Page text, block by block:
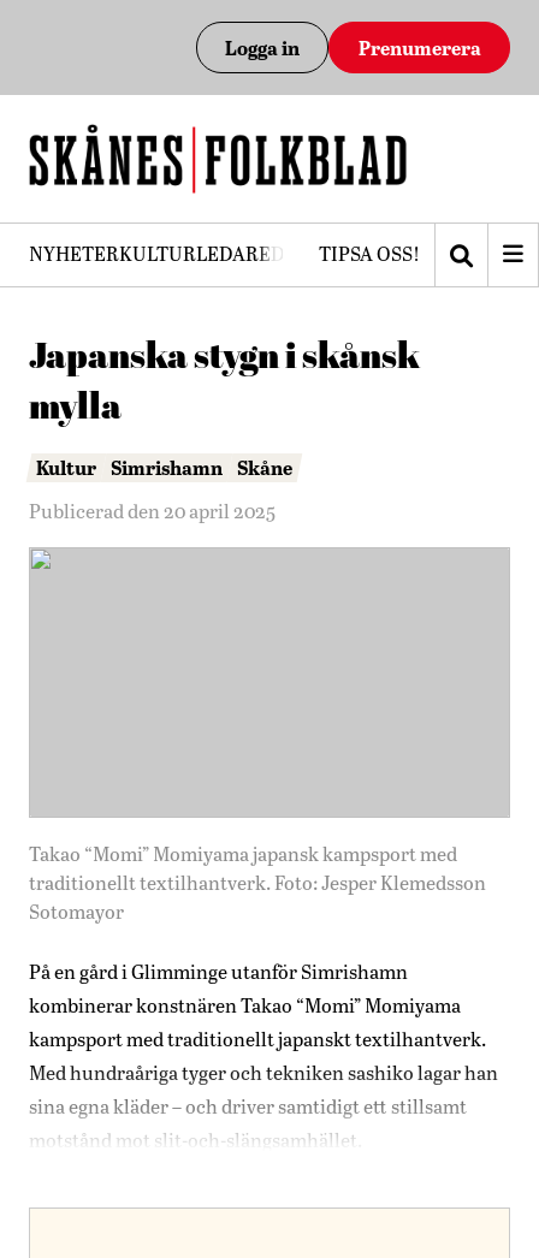
Logga in Prenumerera
NYHETERKULTURLEDAREDEBATTPRENUMERERA
TIPSA OSS!
Japanska stygn i skånsk
mylla
Kultur Simrishamn Skåne
Publicerad den 20 april 2025
Takao “Momi” Momiyama japansk kampsport med
traditionellt textilhantverk. Foto: Jesper Klemedsson
Sotomayor
På en gård i Glimminge utanför Simrishamn
kombinerar konstnären Takao “Momi” Momiyama
kampsport med traditionellt japanskt textilhantverk.
Med hundraåriga tyger och tekniken sashiko lagar han
sina egna kläder – och driver samtidigt ett stillsamt
motstånd mot slit-och-slängsamhället.